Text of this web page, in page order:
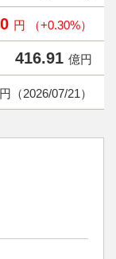
円 （+0.30%）
416.91 億円
円（2026/07/21）